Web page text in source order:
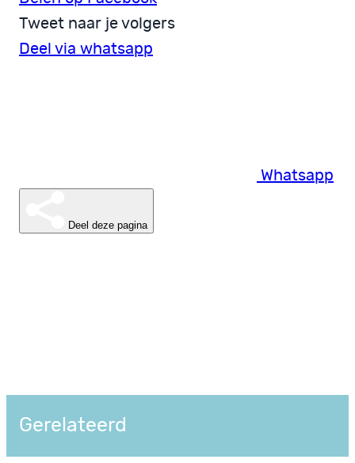
Tweet naar je volgers
Deel via whatsapp
Whatsapp
Deel deze pagina
Gerelateerd